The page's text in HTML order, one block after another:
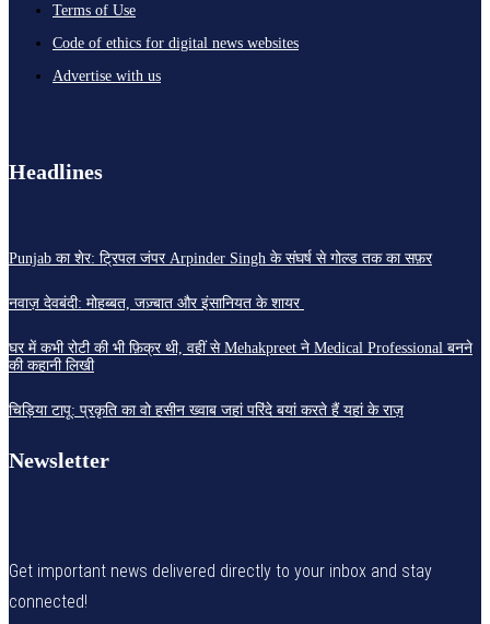
Terms of Use
Code of ethics for digital news websites
Advertise with us
Headlines
Punjab का शेर: ट्रिपल जंपर Arpinder Singh के संघर्ष से गोल्ड तक का सफ़र
नवाज़ देवबंदी: मोहब्बत, जज़्बात और इंसानियत के शायर
घर में कभी रोटी की भी फ़िक्र थी, वहीं से Mehakpreet ने Medical Professional बनने
की कहानी लिखी
चिड़िया टापू: प्रकृति का वो हसीन ख्वाब जहां परिंदे बयां करते हैं यहां के राज़
Newsletter
Get important news delivered directly to your inbox and stay
connected!